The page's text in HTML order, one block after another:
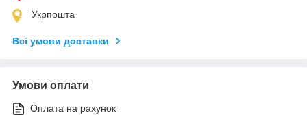
Укрпошта
Всі умови доставки
Умови оплати
Оплата на рахунок